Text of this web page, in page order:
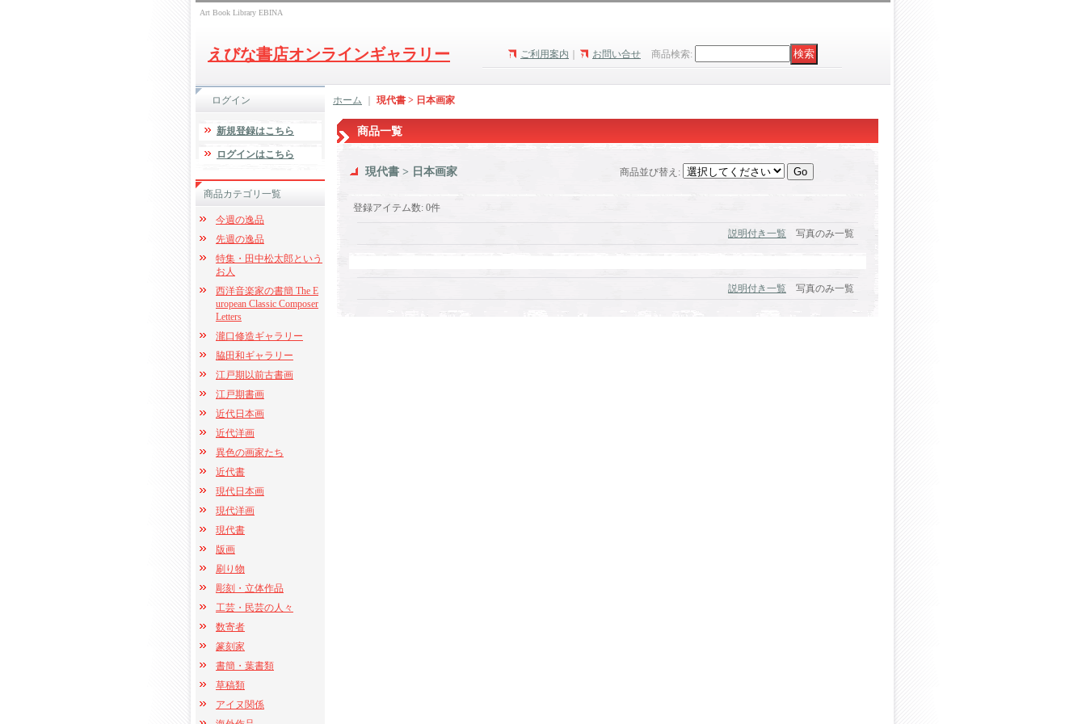
Art Book Library EBINA
えびな書店オンラインギャラリー ご利用案内 お問い合せ 商品検索:
ログイン
新規登録はこちら
ログインはこちら
商品カテゴリ一覧
今週の逸品
先週の逸品
特集・田中松太郎という
お人
西洋音楽家の書簡 The E
uropean Classic Composer
Letters
瀧口修造ギャラリー
脇田和ギャラリー
江戸期以前古書画
江戸期書画
近代日本画
近代洋画
異色の画家たち
近代書
現代日本画
現代洋画
現代書
版画
刷り物
彫刻・立体作品
工芸・民芸の人々
数寄者
篆刻家
書簡・葉書類
草稿類
アイヌ関係
ホーム 現代書 > 日本画家
商品一覧
現代書 > 日本画家 商品並び替え :
登録アイテム数: 0件
説明付き一覧 写真のみ一覧
説明付き一覧 写真のみ一覧